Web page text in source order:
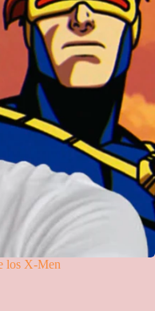
los X-Men